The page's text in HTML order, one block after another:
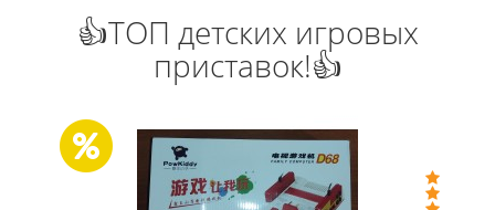
👍ТОП детских игровых
приставок!👍